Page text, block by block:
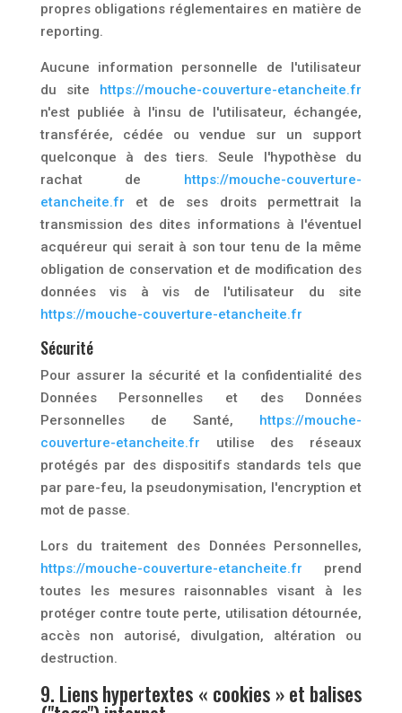
propres obligations réglementaires en matière de
reporting.
Aucune information personnelle de l'utilisateur
du site https://mouche-couverture-etancheite.fr
n'est publiée à l'insu de l'utilisateur, échangée,
transférée, cédée ou vendue sur un support
quelconque à des tiers. Seule l'hypothèse du
rachat de https://mouche-couverture-
etancheite.fr et de ses droits permettrait la
transmission des dites informations à l'éventuel
acquéreur qui serait à son tour tenu de la même
obligation de conservation et de modification des
données vis à vis de l'utilisateur du site
https://mouche-couverture-etancheite.fr
Sécurité
Pour assurer la sécurité et la confidentialité des
Données Personnelles et des Données
Personnelles de Santé, https://mouche-
couverture-etancheite.fr utilise des réseaux
protégés par des dispositifs standards tels que
par pare-feu, la pseudonymisation, l'encryption et
mot de passe.
Lors du traitement des Données Personnelles,
https://mouche-couverture-etancheite.fr prend
toutes les mesures raisonnables visant à les
protéger contre toute perte, utilisation détournée,
accès non autorisé, divulgation, altération ou
destruction.
9. Liens hypertextes « cookies » et balises